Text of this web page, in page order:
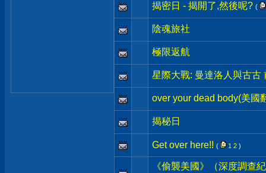
揭密日 - 揭開了,然後呢? (
陰魂旅社
極限返航
星際大戰: 曼達洛人與古古
over your dead body(美國
揭秘日
Get over here!! ( 1 2 )
《偷襲美國》（深度調